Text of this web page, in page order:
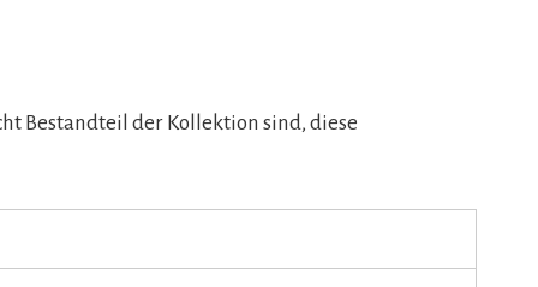
Bestandteil der Kollektion sind, diese